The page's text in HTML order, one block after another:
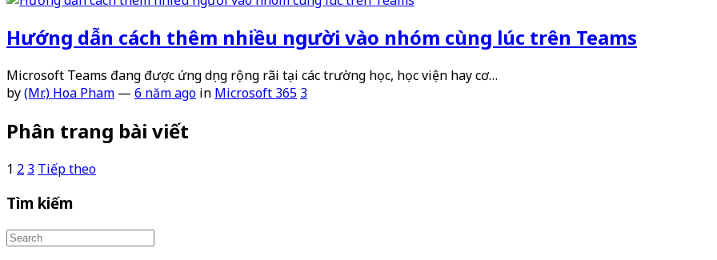
Hướng dẫn cách thêm nhiều người vào nhóm cùng lúc trên Teams
Microsoft Teams đang được ứng dụng rộng rãi tại các trường học, học viện hay cơ…
by(Mr.) Hoa Pham — 6 năm ago in Microsoft 365 3
Phân trang bài viết
1 2 3 Tiếp theo
Tìm kiếm